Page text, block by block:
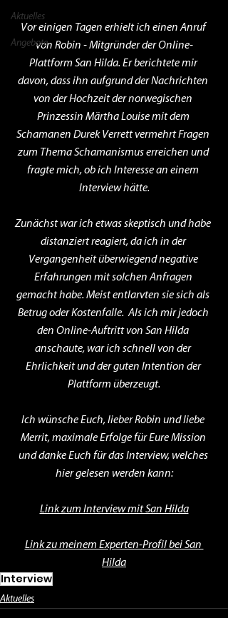
Aktuelles
Angebote
Vor einigen Tagen erhielt ich einen Anruf
von Robin - Mitgründer der Online-
Plattform San Hilda. Er berichtete mir
davon, dass ihn aufgrund der Nachrichten
von der Hochzeit der norwegischen
Prinzessin Märtha Louise mit dem
Schamanen Durek Verrett vermehrt Fragen
zum Thema Schamanismus erreichen und
fragte mich, ob ich Interesse an einem
Interview hätte.
Zunächst war ich etwas skeptisch und habe
distanziert reagiert, da ich in der
Vergangenheit überwiegend negative
Erfahrungen mit solchen Anfragen
gemacht habe. Meist entlarvten sie sich als
Betrug oder Kostenfalle.  Als ich mir jedoch
den Online-Auftritt von San Hilda
anschaute, war ich schnell von der
Ehrlichkeit und der guten Intention der
Plattform überzeugt.
Ich wünsche Euch, lieber Robin und liebe
Merrit, maximale Erfolge für Eure Mission
und danke Euch für das Interview, welches
hier gelesen werden kann:
Link zum Interview mit San Hilda
Link zu meinem Experten-Profil bei San
Hilda
Interview
Aktuelles